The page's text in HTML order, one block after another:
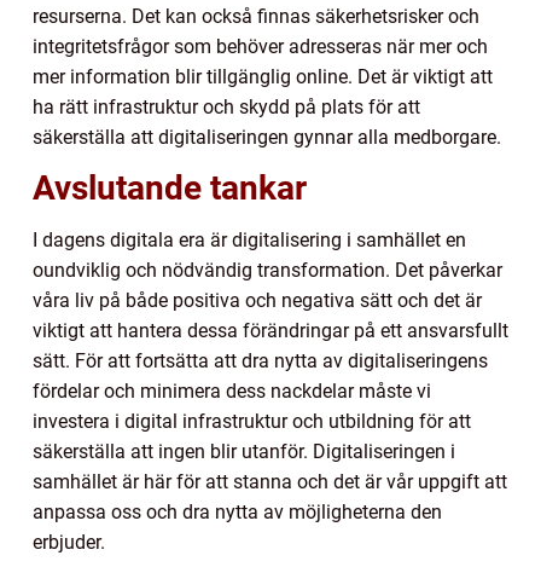
resurserna. Det kan också finnas säkerhetsrisker och
integritetsfrågor som behöver adresseras när mer och
mer information blir tillgänglig online. Det är viktigt att
ha rätt infrastruktur och skydd på plats för att
säkerställa att digitaliseringen gynnar alla medborgare.
Avslutande tankar
I dagens digitala era är digitalisering i samhället en
oundviklig och nödvändig transformation. Det påverkar
våra liv på både positiva och negativa sätt och det är
viktigt att hantera dessa förändringar på ett ansvarsfullt
sätt. För att fortsätta att dra nytta av digitaliseringens
fördelar och minimera dess nackdelar måste vi
investera i digital infrastruktur och utbildning för att
säkerställa att ingen blir utanför. Digitaliseringen i
samhället är här för att stanna och det är vår uppgift att
anpassa oss och dra nytta av möjligheterna den
erbjuder.